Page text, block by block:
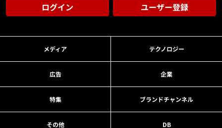
ログイン ユーザー登録
メディア テクノロジー
広告 企業
特集 ブランドチャンネル
その他 DB